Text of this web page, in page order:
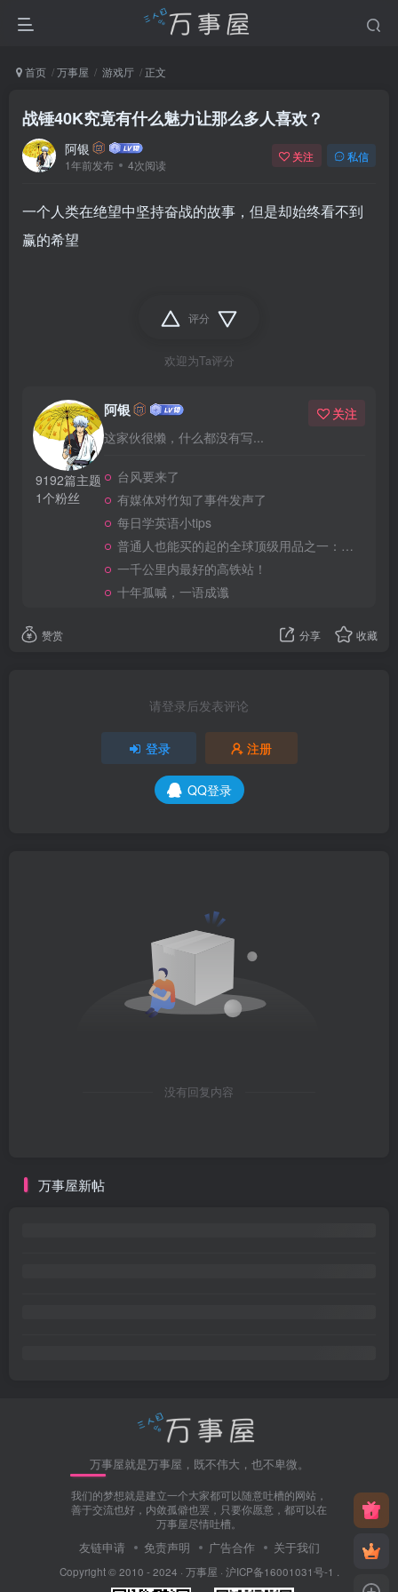
首页 万事屋 游戏厅 正文
战锤40K究竟有什么魅力让那么多人喜欢？
阿银
1年前发布 4次阅读
关注 私信
一个人类在绝望中坚持奋战的故事，但是却始终看不到
赢的希望
评分
欢迎为Ta评分
9192篇主题
1个粉丝
阿银
这家伙很懒，什么都没有写...
关注
台风要来了
有媒体对竹知了事件发声了
每日学英语小tips
普通人也能买的起的全球顶级用品之一：WD-40润滑除锈剂！
一千公里内最好的高铁站！
十年孤喊，一语成谶
赞赏 分享 收藏
请登录后发表评论
登录 注册
QQ登录
没有回复内容
万事屋新帖
万事屋就是万事屋，既不伟大，也不卑微。
我们的梦想就是建立一个大家都可以随意吐槽的网站，
善于交流也好，内敛孤僻也罢，只要你愿意，都可以在
万事屋尽情吐槽。
友链申请 免责声明 广告合作 关于我们
Copyright © 2010 - 2024 · 万事屋 · 沪ICP备16001031号-1